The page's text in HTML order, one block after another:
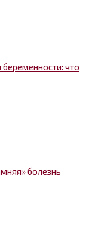
беременности: что
болезнь